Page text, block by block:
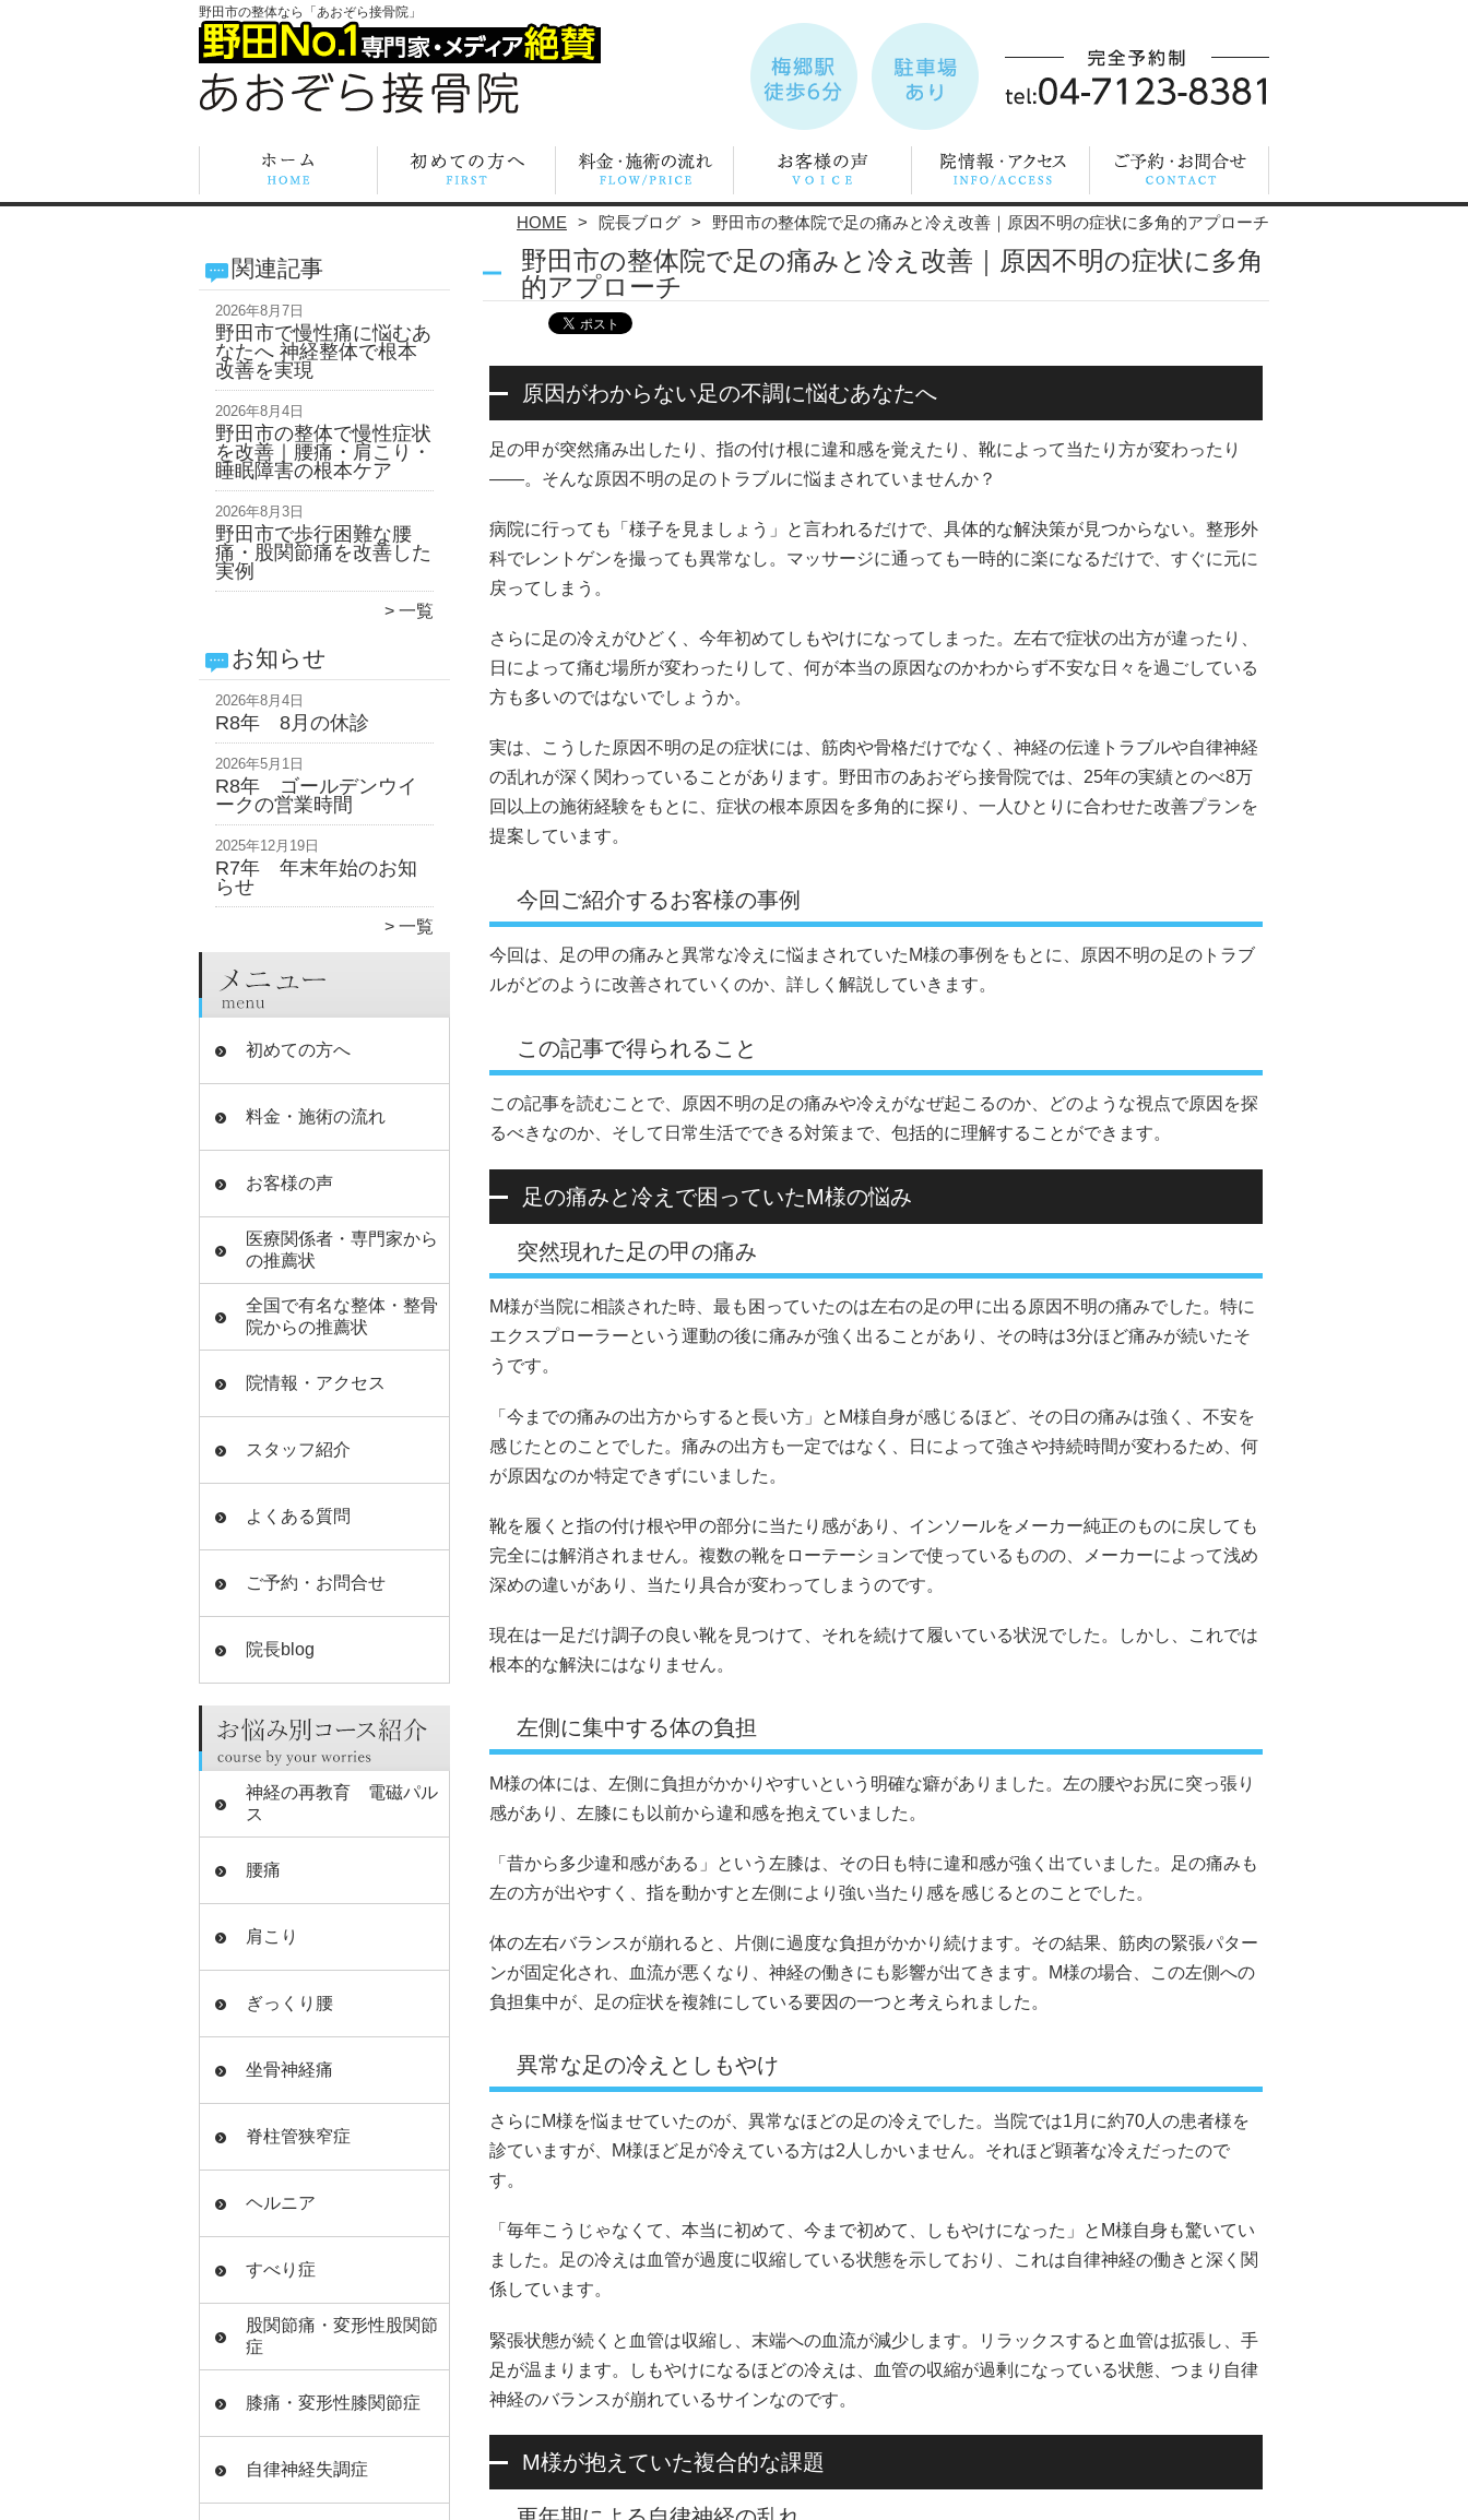
野田市の整体なら「あおぞら接骨院」
HOME 院長ブログ 野田市の整体院で足の痛みと冷え改善｜原因不明の症状に多角的アプローチ
関連記事
2026年8月7日
野田市で慢性痛に悩むあ
なたへ 神経整体で根本
改善を実現
2026年8月4日
野田市の整体で慢性症状
を改善｜腰痛・肩こり・
睡眠障害の根本ケア
2026年8月3日
野田市で歩行困難な腰
痛・股関節痛を改善した
実例
一覧
お知らせ
2026年8月4日
R8年 8月の休診
2026年5月1日
R8年 ゴールデンウイ
ークの営業時間
2025年12月19日
R7年 年末年始のお知
らせ
一覧
初めての方へ
料金・施術の流れ
お客様の声
医療関係者・専門家から
の推薦状
全国で有名な整体・整骨
院からの推薦状
院情報・アクセス
スタッフ紹介
よくある質問
ご予約・お問合せ
院長blog
神経の再教育 電磁パル
ス
腰痛
肩こり
ぎっくり腰
坐骨神経痛
脊柱管狭窄症
ヘルニア
すべり症
股関節痛・変形性股関節
症
膝痛・変形性膝関節症
自律神経失調症
野田市の整体院で足の痛みと冷え改善｜原因不明の症状に多角
的アプローチ
原因がわからない足の不調に悩むあなたへ
足の甲が突然痛み出したり、指の付け根に違和感を覚えたり、靴によって当たり方が変わったり
――。そんな原因不明の足のトラブルに悩まされていませんか？
病院に行っても「様子を見ましょう」と言われるだけで、具体的な解決策が見つからない。整形外
科でレントゲンを撮っても異常なし。マッサージに通っても一時的に楽になるだけで、すぐに元に
戻ってしまう。
さらに足の冷えがひどく、今年初めてしもやけになってしまった。左右で症状の出方が違ったり、
日によって痛む場所が変わったりして、何が本当の原因なのかわからず不安な日々を過ごしている
方も多いのではないでしょうか。
実は、こうした原因不明の足の症状には、筋肉や骨格だけでなく、神経の伝達トラブルや自律神経
の乱れが深く関わっていることがあります。野田市のあおぞら接骨院では、25年の実績とのべ8万
回以上の施術経験をもとに、症状の根本原因を多角的に探り、一人ひとりに合わせた改善プランを
提案しています。
今回ご紹介するお客様の事例
今回は、足の甲の痛みと異常な冷えに悩まされていたM様の事例をもとに、原因不明の足のトラブ
ルがどのように改善されていくのか、詳しく解説していきます。
この記事で得られること
この記事を読むことで、原因不明の足の痛みや冷えがなぜ起こるのか、どのような視点で原因を探
るべきなのか、そして日常生活でできる対策まで、包括的に理解することができます。
足の痛みと冷えで困っていたM様の悩み
突然現れた足の甲の痛み
M様が当院に相談された時、最も困っていたのは左右の足の甲に出る原因不明の痛みでした。特に
エクスプローラーという運動の後に痛みが強く出ることがあり、その時は3分ほど痛みが続いたそ
うです。
「今までの痛みの出方からすると長い方」とM様自身が感じるほど、その日の痛みは強く、不安を
感じたとのことでした。痛みの出方も一定ではなく、日によって強さや持続時間が変わるため、何
が原因なのか特定できずにいました。
靴を履くと指の付け根や甲の部分に当たり感があり、インソールをメーカー純正のものに戻しても
完全には解消されません。複数の靴をローテーションで使っているものの、メーカーによって浅め
深めの違いがあり、当たり具合が変わってしまうのです。
現在は一足だけ調子の良い靴を見つけて、それを続けて履いている状況でした。しかし、これでは
根本的な解決にはなりません。
左側に集中する体の負担
M様の体には、左側に負担がかかりやすいという明確な癖がありました。左の腰やお尻に突っ張り
感があり、左膝にも以前から違和感を抱えていました。
「昔から多少違和感がある」という左膝は、その日も特に違和感が強く出ていました。足の痛みも
左の方が出やすく、指を動かすと左側により強い当たり感を感じるとのことでした。
体の左右バランスが崩れると、片側に過度な負担がかかり続けます。その結果、筋肉の緊張パター
ンが固定化され、血流が悪くなり、神経の働きにも影響が出てきます。M様の場合、この左側への
負担集中が、足の症状を複雑にしている要因の一つと考えられました。
異常な足の冷えとしもやけ
さらにM様を悩ませていたのが、異常なほどの足の冷えでした。当院では1月に約70人の患者様を
診ていますが、M様ほど足が冷えている方は2人しかいません。それほど顕著な冷えだったので
す。
「毎年こうじゃなくて、本当に初めて、今まで初めて、しもやけになった」とM様自身も驚いてい
ました。足の冷えは血管が過度に収縮している状態を示しており、これは自律神経の働きと深く関
係しています。
緊張状態が続くと血管は収縮し、末端への血流が減少します。リラックスすると血管は拡張し、手
足が温まります。しもやけになるほどの冷えは、血管の収縮が過剰になっている状態、つまり自律
神経のバランスが崩れているサインなのです。
M様が抱えていた複合的な課題